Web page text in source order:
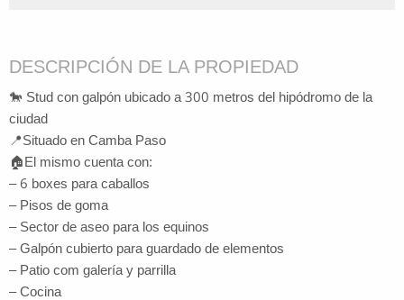
DESCRIPCIÓN DE LA PROPIEDAD
🐎 Stud con galpón ubicado a 300 metros del hipódromo de la
ciudad
📍Situado en Camba Paso
🏠El mismo cuenta con:
– 6 boxes para caballos
– Pisos de goma
– Sector de aseo para los equinos
– Galpón cubierto para guardado de elementos
– Patio com galería y parrilla
– Cocina